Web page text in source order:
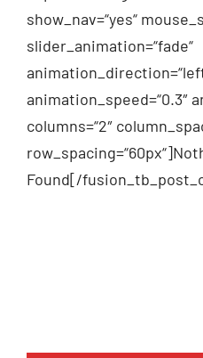
show_nav=“yes“
slider_animation=“fade“
animation_speed=“0.3″
columns=“2″
Found[/